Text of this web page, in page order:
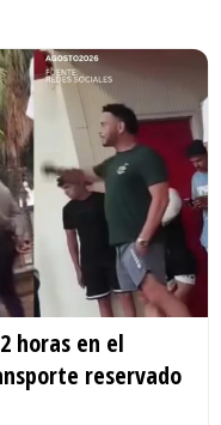
horas en el
reservado